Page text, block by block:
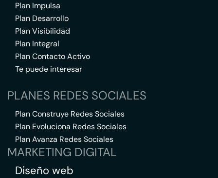
Plan Impulsa
Plan Desarrollo
Plan Visibilidad
Plan Integral
Plan Contacto Activo
Te puede interesar
PLANES REDES SOCIALES
Plan Construye Redes Sociales
Plan Evoluciona Redes Sociales
Plan Avanza Redes Sociales
MARKETING DIGITAL
Diseño web